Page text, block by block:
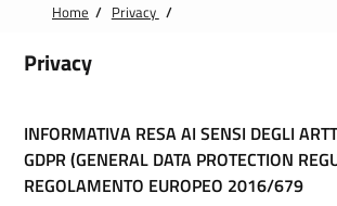
Home / Privacy /
Privacy
INFORMATIVA RESA AI SENSI DEGLI
GDPR (GENERAL DATA PROTECTION
REGOLAMENTO EUROPEO 2016/679